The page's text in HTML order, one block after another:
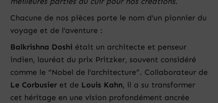
Chacune de nos pièces porte le nom d’un pionnier du
voyage et de l’aventure :
Balkrishna Doshi était un architecte et penseur
indien, lauréat du prix Pritzker, souvent considéré
comme le “Nobel de l’architecture”. Collaborateur de
Le Corbusier et de Louis Kahn, il a su transformer
cet héritage en une vision profondément ancrée